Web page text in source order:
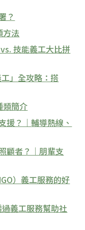
？
方法
技能義工大比拼
」全攻略：搭
類簡介
援？｜輔導熱線、
顧者？｜朋輩支
）義工服務的好
過義工服務幫助社